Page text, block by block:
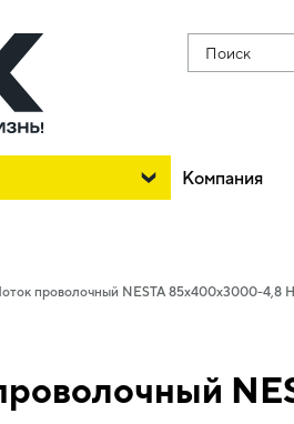
Поиск
Компания
лотки и аксессуары
проволочный NESTA 85х400х3000-4,8